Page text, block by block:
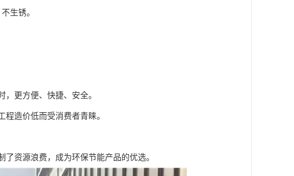
生锈。
更方便、快捷、安全。
造价低而受消费者青睐。
资源浪费，成为环保节能产品的优选。